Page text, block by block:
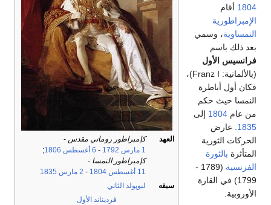
العهد كإمبراطور روماني مقدس -
1 مارس
1792
- 6 أغسطس 1806
;
كإمبراطور النمسا -
11 أغسطس
1804
- 2 مارس
1835
سبقه
ليوپولد الثاني
فرديناند الأول
1804 أقام
الإمبراطورية
النمساوية، وسمي
بعد ذلك باسم
فرانسيس الأول
(بالألمانية: Franz I)،
فكان أول أباطرة
النمسا حيث حكم
من عام 1804 إلى
1835 . عارض
الحركات الثورية
المتأثرة بالثورة
الفرنسية
(1789 -
1799) في القارة
الأوروبية.